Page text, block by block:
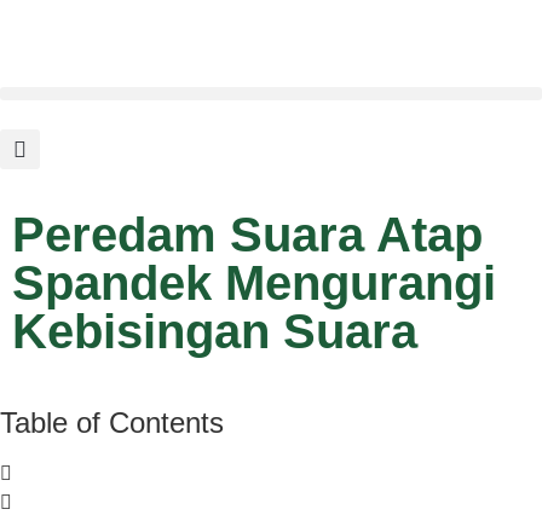
Peredam Suara Atap
Spandek Mengurangi
Kebisingan Suara
Table of Contents